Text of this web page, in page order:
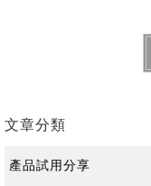
文章分類
產品試用分享